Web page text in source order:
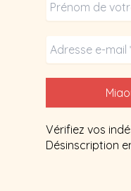
alternatives
Vérifiez vos
Désinscription